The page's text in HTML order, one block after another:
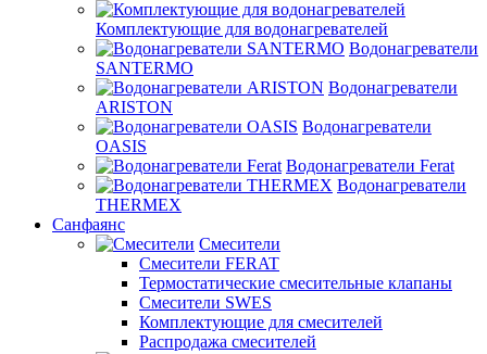
Комплектующие для водонагревателей
Водонагреватели
SANTERMO
Водонагреватели
ARISTON
Водонагреватели
OASIS
Водонагреватели Ferat
Водонагреватели
THERMEX
Санфаянс
Смесители
Смесители FERAT
Термостатические смесительные клапаны
Смесители SWES
Комплектующие для смесителей
Распродажа смесителей